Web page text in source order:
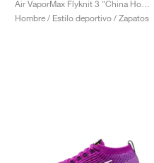
Hombre / Estilo deportivo / Zapatos